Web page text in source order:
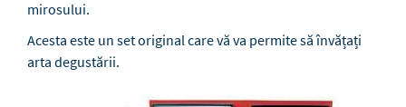
mirosului.
Acesta este un set original care vă va permite să învățați
arta degustării.